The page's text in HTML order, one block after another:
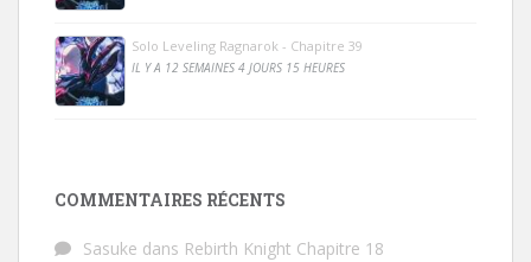
Solo Leveling Ragnarok - Chapitre 39
IL Y A 12 SEMAINES 4 JOURS 15 HEURES
COMMENTAIRES RÉCENTS
Sasuke dans Rebirth Knight Chapitre 18